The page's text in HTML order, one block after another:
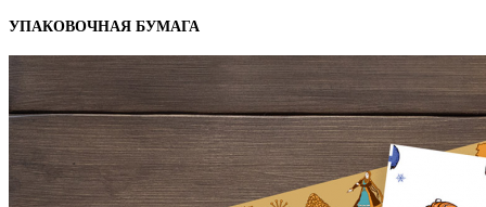
УПАКОВОЧНАЯ БУМАГА